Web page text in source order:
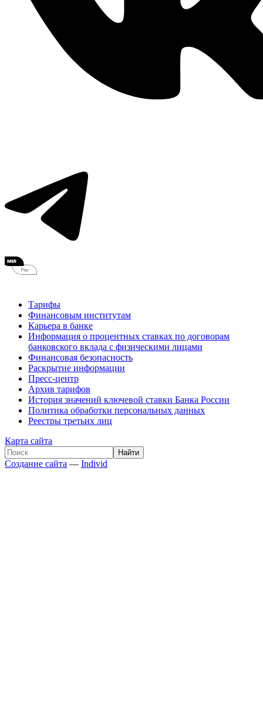
Тарифы
Финансовым институтам
Карьера в банке
Информация о процентных ставках по договорам
банковского вклада с физическими лицами
Финансовая безопасность
Раскрытие информации
Пресс-центр
Архив тарифов
История значений ключевой ставки Банка России
Политика обработки персональных данных
Реестры третьих лиц
Карта сайта
Создание сайта — Individ